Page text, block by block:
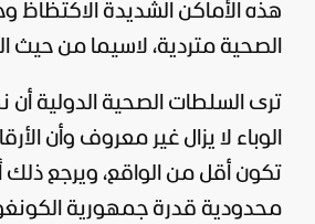
هذه الأماكن الشديدة الاكتظاظ
الصحية متردية، لاسيما من حيث
ترى السلطات الصحية الدولية
الوباء لا يزال غير معروف وأن
تكون أقل من الواقع، ويرجع ذلك
محدودية قدرة جمهورية